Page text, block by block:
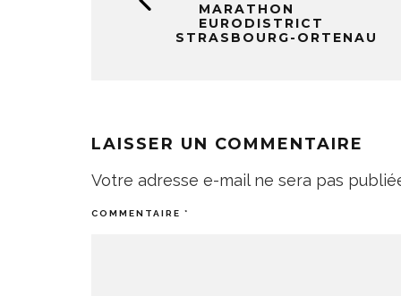
MARATHON
EURODISTRICT
STRASBOURG-ORTENAU
LAISSER UN COMMENTAIRE
Votre adresse e-mail ne sera pas
COMMENTAIRE *